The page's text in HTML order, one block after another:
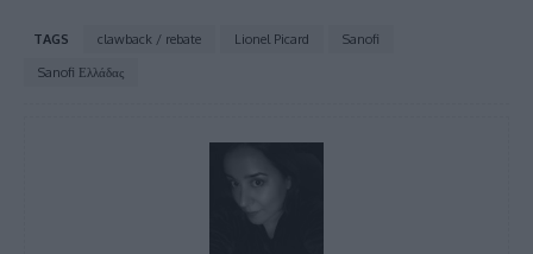
TAGS clawback / rebate Lionel Picard
Sanofi
Sanofi Ελλάδας